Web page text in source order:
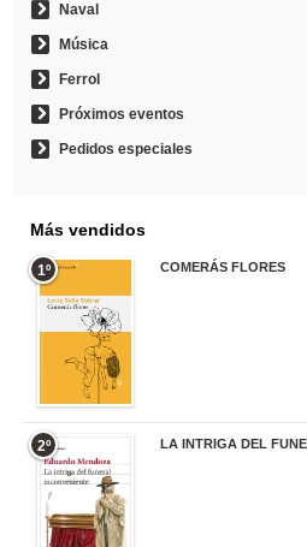
Naval
Música
Ferrol
Próximos eventos
Pedidos especiales
Más vendidos
1º COMERÁS FLORES
2º LA INTRIGA DEL